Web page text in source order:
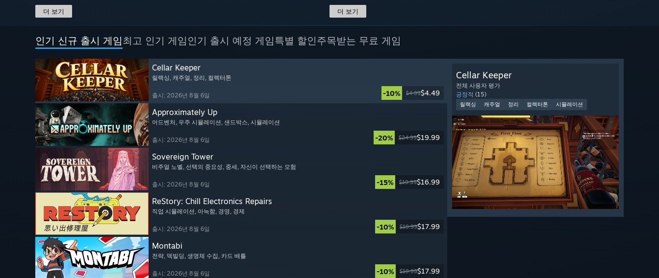
더 보기 더 보기
인기 신규 출시 게임최고 인기 게임 인기 출시 예정 게임특별 할인주목받는 무료 게임
Cellar Keeper
릴랙싱, 캐주얼 , 정리 , 컬렉터톤
출시: 2026년 8월 6일 -10% $4.99$4.49
Approximately Up
어드벤처 , 우주 시뮬레이션 , 샌드박스, 시뮬레이션
출시: 2026년 8월 6일 -20% $24.99$19.99
Sovereign Tower
비주얼 노벨, 선택의 중요성, 중세, 자신이 선택하는 모험
출시: 2026년 8월 6일 -15% $19.99$16.99
ReStory: Chill Electronics Repairs
직업 시뮬레이션 , 아늑함, 경영, 경제
출시: 2026년 8월 6일 -10% $19.99$17.99
Montabi
전략, 덱빌딩, 생명체 수집, 카드 배틀
출시: 2026년 8월 6일 -10% $19.99$17.99
Cellar Keeper
전체 사용자 평가
긍정적 (15)
릴랙싱 캐주얼 정리 컬렉터톤 시뮬레이션